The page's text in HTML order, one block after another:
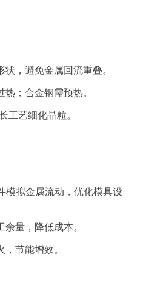
，避免金属回流重叠。
；合金钢需预热。
工艺细化晶粒。
模拟金属流动，优化模具设
量，降低成本。
节能增效。